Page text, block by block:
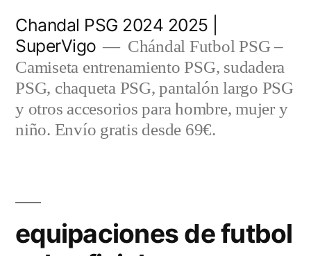
contenido
Chandal PSG 2024 2025 |
SuperVigo
Chándal Futbol PSG –
Camiseta entrenamiento PSG, sudadera
PSG, chaqueta PSG, pantalón largo PSG
y otros accesorios para hombre, mujer y
niño. Envío gratis desde 69€.
equipaciones de futbol